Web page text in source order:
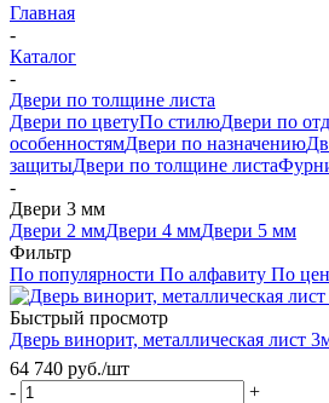
Главная
-
Каталог
-
Двери по толщине листа
Двери по цветуПо стилюДвери по
особенностямДвери по назначению
защитыДвери по толщине листа
-
Двери 3 мм
Двери 2 ммДвери 4 ммДвери 5 мм
Фильтр
По популярности По алфавиту По
Быстрый просмотр
Дверь винорит, металлическая лист
64 740 руб./шт
-
+